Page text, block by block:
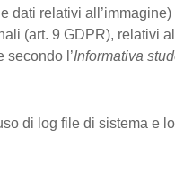
dati relativi
(art. 9 GDPR), relativi
secondo l’Informativa
di log file di sistema